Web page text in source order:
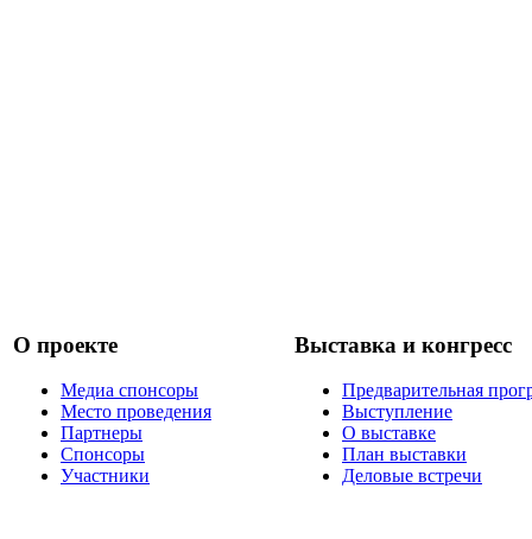
О проекте
Медиа спонсоры
Место проведения
Партнеры
Спонсоры
Участники
Выставка и конгресс
Предварительная
Выступление
О выставке
План выставки
Деловые встречи